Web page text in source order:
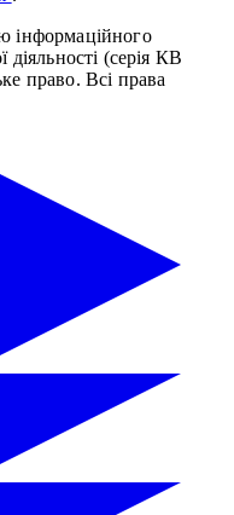
інформаційного
діяльності (серія КВ
право. Всі права